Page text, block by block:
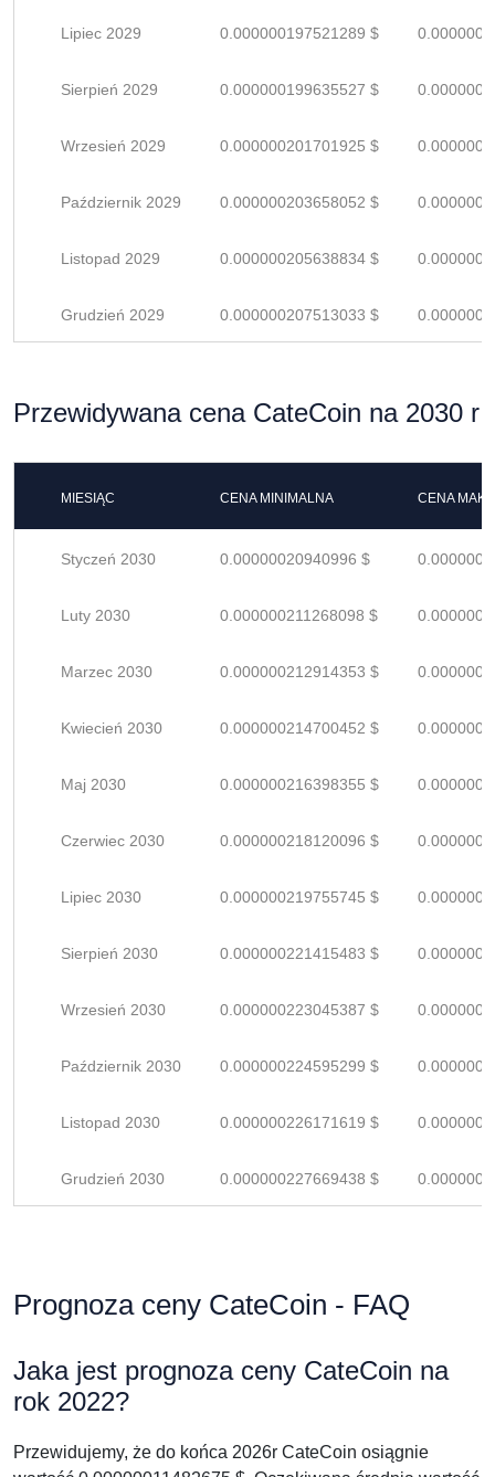
Lipiec 2029 0.000000197521289 $
Sierpień 2029 0.000000199635527 $
Wrzesień 2029 0.000000201701925 $
Październik 2029 0.000000203658052 $
Listopad 2029 0.000000205638834 $
Grudzień 2029 0.000000207513033 $
Przewidywana cena CateCoin na 2030 r
MIESIĄC CENA MINIMALNA CENA
Styczeń 2030 0.00000020940996 $
Luty 2030 0.000000211268098 $
Marzec 2030 0.000000212914353 $
Kwiecień 2030 0.000000214700452 $
Maj 2030 0.000000216398355 $
Czerwiec 2030 0.000000218120096 $
Lipiec 2030 0.000000219755745 $
Sierpień 2030 0.000000221415483 $
Wrzesień 2030 0.000000223045387 $
Październik 2030 0.000000224595299 $
Listopad 2030 0.000000226171619 $
Grudzień 2030 0.000000227669438 $
Prognoza ceny CateCoin - FAQ
Jaka jest prognoza ceny CateCoin na
rok 2022?
Przewidujemy, że do końca 2026r CateCoin osiągnie